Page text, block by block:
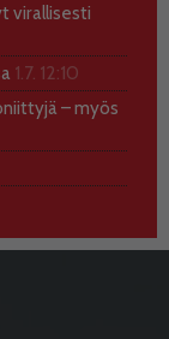
virallisesti
1.7. 12:10
– myös